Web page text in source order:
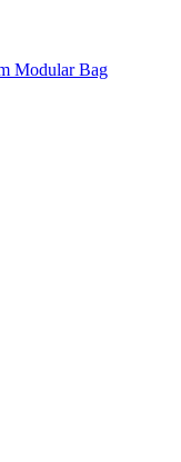
Modular Bag